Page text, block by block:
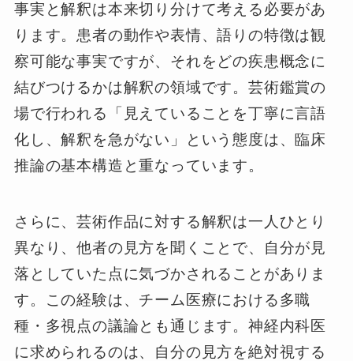
事実と解釈は本来切り分けて考える必要があ
ります。患者の動作や表情、語りの特徴は観
察可能な事実ですが、それをどの疾患概念に
結びつけるかは解釈の領域です。芸術鑑賞の
場で行われる「見えていることを丁寧に言語
化し、解釈を急がない」という態度は、臨床
推論の基本構造と重なっています。
さらに、芸術作品に対する解釈は一人ひとり
異なり、他者の見方を聞くことで、自分が見
落としていた点に気づかされることがありま
す。この経験は、チーム医療における多職
種・多視点の議論とも通じます。神経内科医
に求められるのは、自分の見方を絶対視する